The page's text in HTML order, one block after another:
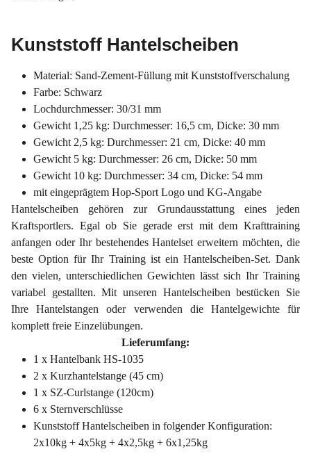
Kunststoff Hantelscheiben
Material: Sand-Zement-Füllung mit Kunststoffverschalung
Farbe: Schwarz
Lochdurchmesser: 30/31 mm
Gewicht 1,25 kg: Durchmesser: 16,5 cm, Dicke: 30 mm
Gewicht 2,5 kg: Durchmesser: 21 cm, Dicke: 40 mm
Gewicht 5 kg: Durchmesser: 26 cm, Dicke: 50 mm
Gewicht 10 kg: Durchmesser: 34 cm, Dicke: 54 mm
mit eingeprägtem Hop-Sport Logo und KG-Angabe
Hantelscheiben gehören zur Grundausstattung eines jeden
Kraftsportlers. Egal ob Sie gerade erst mit dem Krafttraining
anfangen oder Ihr bestehendes Hantelset erweitern möchten, die
beste Option für Ihr Training ist ein Hantelscheiben-Set. Dank
den vielen, unterschiedlichen Gewichten lässt sich Ihr Training
variabel gestallten. Mit unseren Hantelscheiben bestücken Sie
Ihre Hantelstangen oder verwenden die Hantelgewichte für
komplett freie Einzelübungen.
Lieferumfang:
1 x Hantelbank HS-1035
2 x Kurzhantelstange (45 cm)
1 x SZ-Curlstange (120cm)
6 x Sternverschlüsse
Kunststoff Hantelscheiben in folgender Konfiguration:
2x10kg + 4x5kg + 4x2,5kg + 6x1,25kg